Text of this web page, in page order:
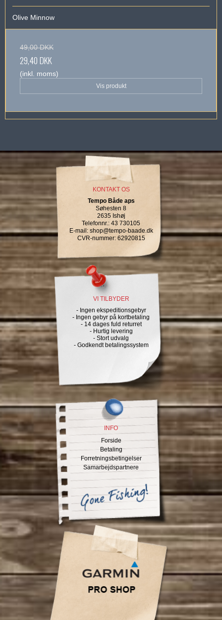
Olive Minnow
49,00 DKK
29,40 DKK
(inkl. moms)
Vis produkt
KONTAKT OS
Tempo Både aps
Søhesten 8
2635 Ishøj
Telefonnr.: 43 730105
E-mail : shop@tempo-baade.dk
CVR-nummer:62920815
VI TILBYDER
- Ingen ekspeditionsgebyr
- Ingen gebyr på kortbetaling
- 14 dages fuld returret
- Hurtig levering
- Stort udvalg
- Godkendt betalingssystem
INFO
Forside
Betaling
Forretningsbetingelser
Samarbejdspartnere